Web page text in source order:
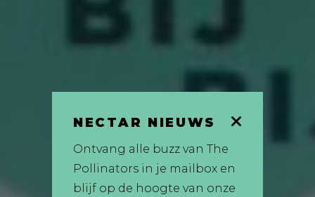
NECTAR NIEUWS
Ontvang alle buzz van The
Pollinators in je mailbox en
blijf op de hoogte van onze